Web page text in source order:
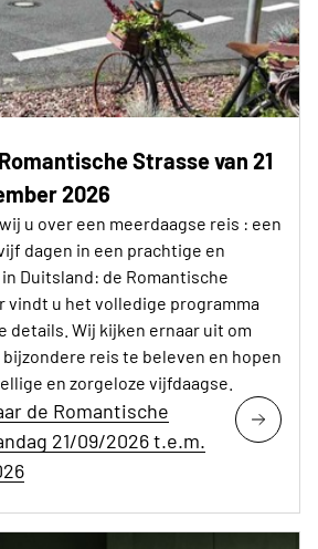
Strasse van 21
2026
u over een meerdaagse reis : een
dagen in een prachtige en
Duitsland: de Romantische
vindt u het volledige programma
details. Wij kijken ernaar uit om
bijzondere reis te beleven en hopen
en zorgeloze vijfdaagse.
de Romantische
21/09/2026 t.e.m.